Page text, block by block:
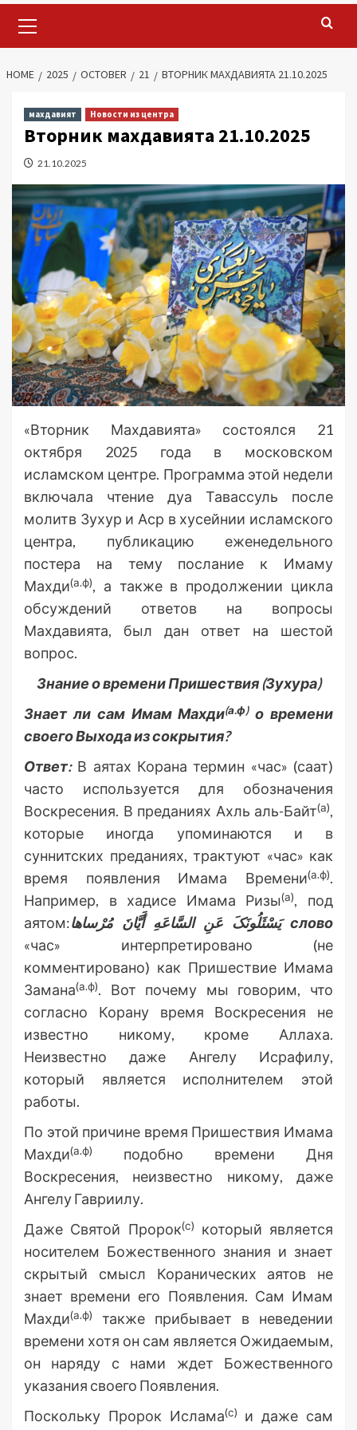
Menu
HOME 2025 OCTOBER 21 ВТОРНИК МАХДАВИЯТА 21.10.2025
махдавият Новости из центра
Вторник махдавията 21.10.2025
21.10.2025
«Вторник Махдавията» состоялся 21
октября 2025 года в московском
исламском центре. Программа этой недели
включала чтение дуа Тавассуль после
молитв Зухур и Аср в хусейнии исламского
центра, публикацию еженедельного
постера на тему послание к Имаму
Махди(а.ф), а также в продолжении цикла
обсуждений ответов на вопросы
Махдавията, был дан ответ на шестой
вопрос.
Знание о времени Пришествия (Зухура)
Знает ли сам Имам Махди(а.ф)о времени
своего Выхода из сокрытия?
Ответ: В аятах Корана термин «час» (саат)
часто используется для обозначения
Воскресения. В преданиях Ахль аль-Байт(а),
которые иногда упоминаются и в
суннитских преданиях, трактуют «час» как
время появления Имама Времени(а.ф).
Например, в хадисе Имама Ризы(а), под
аятом:یَسْئَلُونَکَ عَنِ السَّاعَهِ أَیَّانَ مُرْساهاслово
«час» интерпретировано (не
комментировано) как Пришествие Имама
Замана(а.ф). Вот почему мы говорим, что
согласно Корану время Воскресения не
известно никому, кроме Аллаха.
Неизвестно даже Ангелу Исрафилу,
который является исполнителем этой
работы.
По этой причине время Пришествия Имама
Махди(а.ф)
подобно времени Дня
Воскресения, неизвестно никому, даже
Ангелу Гавриилу.
Даже Святой Пророк(с)
который является
носителем Божественного знания и знает
скрытый смысл Коранических аятов не
знает времени его Появления. Сам Имам
Махди(а.ф)
также прибывает в неведении
времени хотя он сам является Ожидаемым,
он наряду с нами ждет Божественного
указания своего Появления.
Поскольку Пророк Ислама(с)
и даже сам